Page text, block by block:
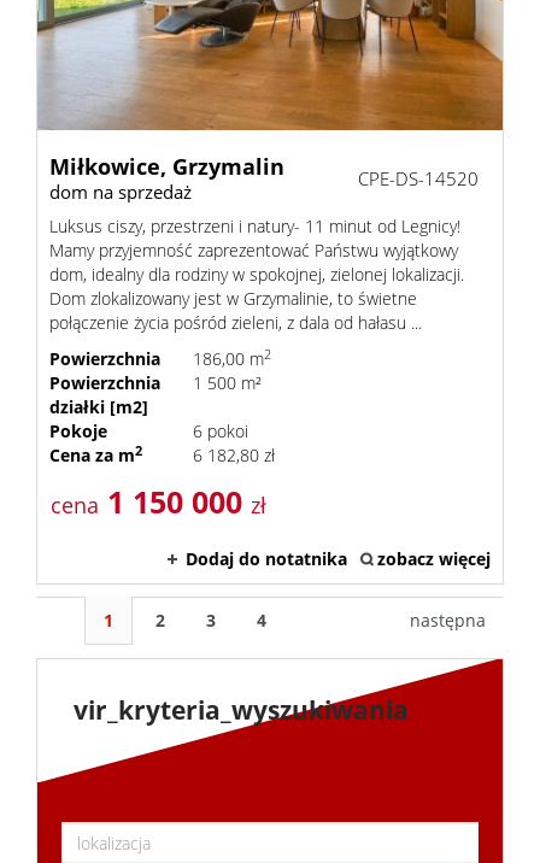
Miłkowice, Grzymalin
dom na sprzedaż
CPE-DS-14520
Luksus ciszy, przestrzeni i natury- 11 minut od Legnicy!
Mamy przyjemność zaprezentować Państwu wyjątkowy
dom, idealny dla rodziny w spokojnej, zielonej lokalizacji.
Dom zlokalizowany jest w Grzymalinie, to świetne
połączenie życia pośród zieleni, z dala od hałasu ...
Powierzchnia
186,00 m2
Powierzchnia
działki [m2]
1 500 m²
Pokoje
6 pokoi
Cena za m2 6 182,80 zł
cena 1 150 000 zł
Dodaj do notatnika zobacz więcej
1 2 3 4 następna
vir_kryteria_wyszukiwania